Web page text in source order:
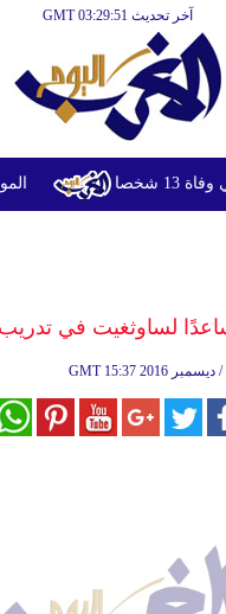
آخر تحديث GMT 03:29:51
لساوثغيت في تدريب
GMT